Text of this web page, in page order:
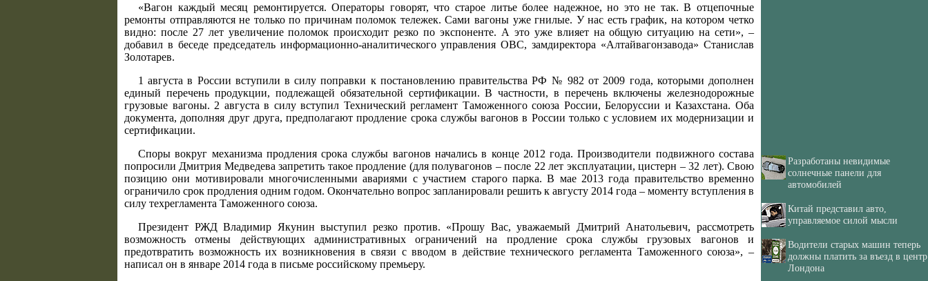
«Вагон каждый месяц ремонтируется. Операторы говорят, что старое литье более надежное, но это не так. В отцепочные
ремонты отправляются не только по причинам поломок тележек. Сами вагоны уже гнилые. У нас есть график, на котором четко
видно: после 27 лет увеличение поломок происходит резко по экспоненте. А это уже влияет на общую ситуацию на сети», –
добавил в беседе председатель информационно-аналитического управления ОВС, замдиректора «Алтайвагонзавода» Станислав
Золотарев.
1 августа в России вступили в силу поправки к постановлению правительства РФ № 982 от 2009 года, которыми дополнен
единый перечень продукции, подлежащей обязательной сертификации. В частности, в перечень включены железнодорожные
грузовые вагоны. 2 августа в силу вступил Технический регламент Таможенного союза России, Белоруссии и Казахстана. Оба
документа, дополняя друг друга, предполагают продление срока службы вагонов в России только с условием их модернизации и
сертификации.
Споры вокруг механизма продления срока службы вагонов начались в конце 2012 года. Производители подвижного состава
попросили Дмитрия Медведева запретить такое продление (для полувагонов – после 22 лет эксплуатации, цистерн – 32 лет). Свою
позицию они мотивировали многочисленными авариями с участием старого парка. В мае 2013 года правительство временно
ограничило срок продления одним годом. Окончательно вопрос запланировали решить к августу 2014 года – моменту вступления в
силу техрегламента Таможенного союза.
Президент РЖД Владимир Якунин выступил резко против. «Прошу Вас, уважаемый Дмитрий Анатольевич, рассмотреть
возможность отмены действующих административных ограничений на продление срока службы грузовых вагонов и
предотвратить возможность их возникновения в связи с вводом в действие технического регламента Таможенного союза», –
написал он в январе 2014 года в письме российскому премьеру.
Разработаны невидимые
солнечные панели для
автомобилей
Китай представил авто,
управляемое силой мысли
Водители старых машин теперь
должны платить за въезд в центр
Лондона